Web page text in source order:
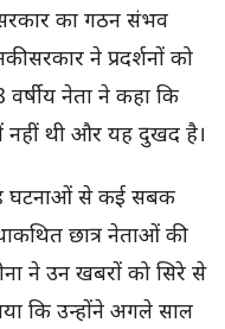
का गठन संभव
सरकार ने प्रदर्शनों को
वर्षीय नेता ने कहा कि
नहीं थी और यह दुखद है।
घटनाओं से कई सबक
छात्र नेताओं की
ने उन खबरों को सिरे से
कि उन्होंने अगले साल